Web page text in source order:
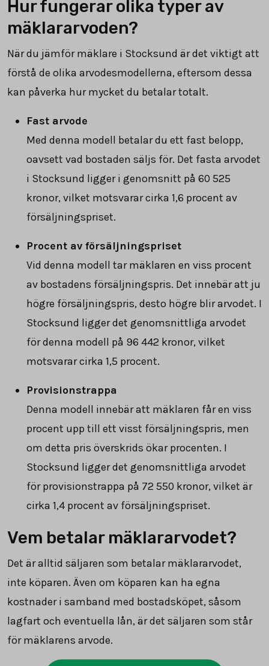
Hur fungerar olika typer av
mäklararvoden?
När du jämför mäklare i Stocksund är det viktigt att
förstå de olika arvodesmodellerna, eftersom dessa
kan påverka hur mycket du betalar totalt.
Fast arvode
Med denna modell betalar du ett fast belopp,
oavsett vad bostaden säljs för. Det fasta arvodet
i Stocksund ligger i genomsnitt på 60 525
kronor, vilket motsvarar cirka 1,6 procent av
försäljningspriset.
Procent av försäljningspriset
Vid denna modell tar mäklaren en viss procent
av bostadens försäljningspris. Det innebär att ju
högre försäljningspris, desto högre blir arvodet. I
Stocksund ligger det genomsnittliga arvodet
för denna modell på 96 442 kronor, vilket
motsvarar cirka 1,5 procent.
Provisionstrappa
Denna modell innebär att mäklaren får en viss
procent upp till ett visst försäljningspris, men
om detta pris överskrids ökar procenten. I
Stocksund ligger det genomsnittliga arvodet
för provisionstrappa på 72 550 kronor, vilket är
cirka 1,4 procent av försäljningspriset.
Vem betalar mäklararvodet?
Det är alltid säljaren som betalar mäklararvodet,
inte köparen. Även om köparen kan ha egna
kostnader i samband med bostadsköpet, såsom
lagfart och eventuella lån, är det säljaren som står
för mäklarens arvode.